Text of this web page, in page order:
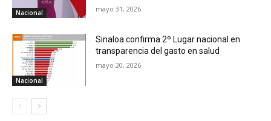
Nacional mayo 31, 2026
Nacional
Sinaloa confirma 2º Lugar nacional en
transparencia del gasto en salud
mayo 20, 2026